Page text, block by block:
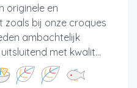
originele en
zoals bij onze croques
ambachtelijk
met kwalit...